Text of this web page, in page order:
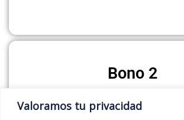
Valoramos tu privacidad
Bono 2
Sesión de 90 minutos con un tutor